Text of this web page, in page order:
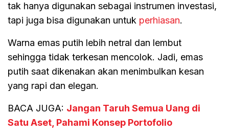
tak hanya digunakan sebagai instrumen investasi,
tapi juga bisa digunakan untuk perhiasan.
Warna emas putih lebih netral dan lembut
sehingga tidak terkesan mencolok. Jadi, emas
putih saat dikenakan akan menimbulkan kesan
yang rapi dan elegan.
BACA JUGA: Jangan Taruh Semua Uang di
Satu Aset, Pahami Konsep Portofolio